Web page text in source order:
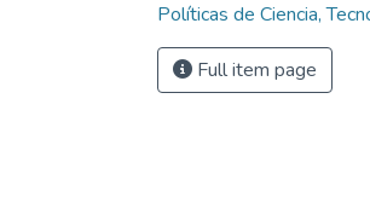
Políticas de Ciencia,
Full item page